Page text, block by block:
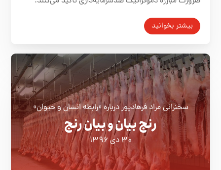
بیشتر بخوانید
سخنرانی مراد فرهادپور درباره «رابطه انسان و حیوان»
رنج بیان و بیان رنج
۳۰ دی ۱۳۹۶